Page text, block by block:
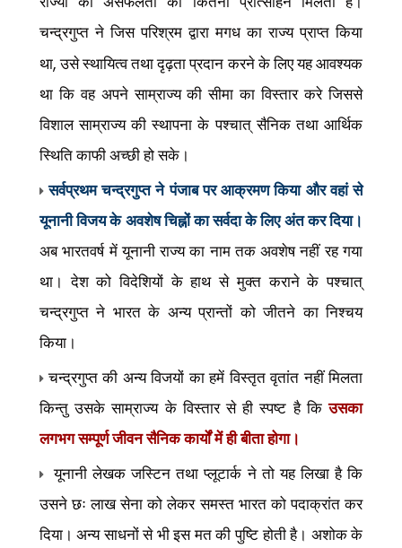
चन्द्रगुप्त ने जिस परिश्रम द्वारा मगध का राज्य प्राप्त किया
था,उसे स्थायित्व तथा दृढ़ता प्रदान करने के लिए यह आवश्यक
था कि वह अपने साम्राज्य की सीमा का विस्तार करे जिससे
विशाल साम्राज्य की स्थापना के पश्चात् सैनिक तथा आर्थिक
स्थिति काफी अच्छी हो सके।
सर्वप्रथम चन्द्रगुप्त ने पंजाब पर आक्रमण किया और वहां से
यूनानी विजय के अवशेष चिह्नों का सर्वदा के लिए अंत कर दिया।
अब भारतवर्ष में यूनानी राज्य का नाम तक अवशेष नहीं रह गया
था। देश को विदेशियों के हाथ से मुक्त कराने के पश्चात्
चन्द्रगुप्त ने भारत के अन्य प्रान्तों को जीतने का निश्चय
किया।
चन्द्रगुप्त की अन्य विजयों का हमें विस्तृत वृतांत नहीं मिलता
किन्तु उसके साम्राज्य के विस्तार से ही स्पष्ट है किउसका
लगभग सम्पूर्ण जीवन सैनिक कार्यों में ही बीता होगा।
यूनानी लेखक जस्टिन तथा प्लूटार्क ने तो यह लिखा है कि
उसने छः लाख सेना को लेकर समस्त भारत को पदाक्रांत कर
दिया। अन्य साधनों से भी इस मत की पुष्टि होती है। अशोक के